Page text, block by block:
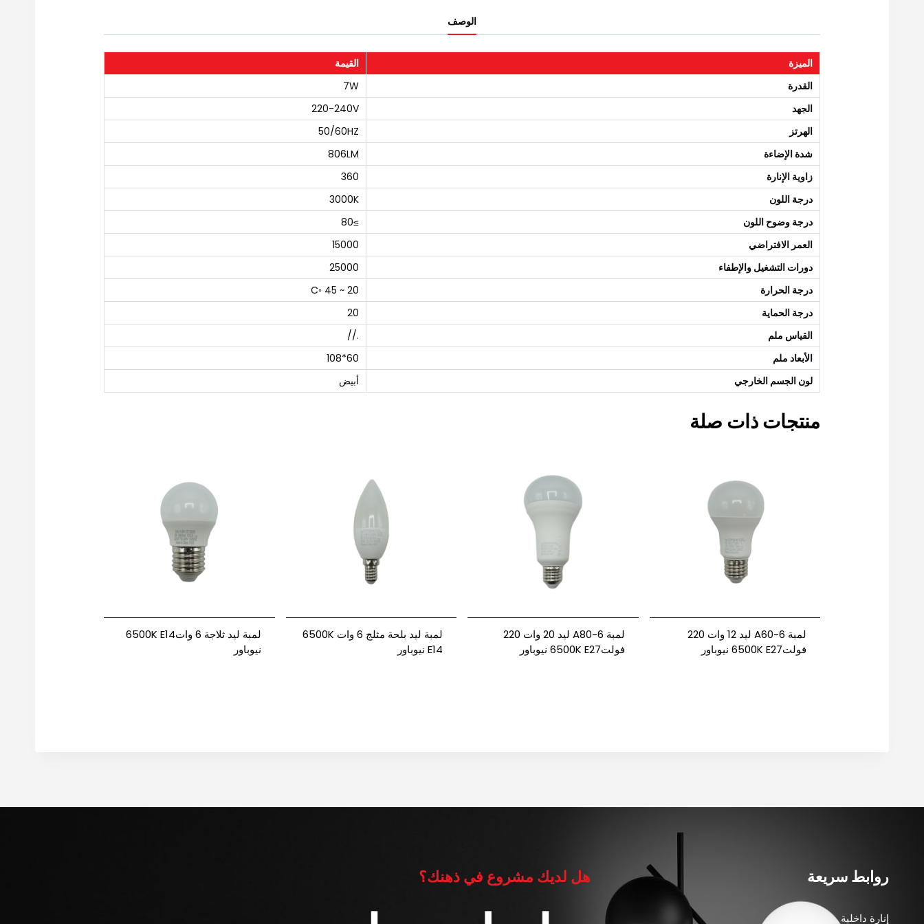
الوصف
الميزة
القيمة
القدرة
7W
الجهد
220-240V
الهرتز
50/60HZ
شدة الإضاءة
806LM
زاوية الإنارة
360
درجة اللون
3000K
درجة وضوح اللون
≥80
العمر الافتراضي
15000
دورات التشغيل والإطفاء
25000
درجة الحرارة
20 ~ 45 ◦C
درجة الحماية
20
القياس ملم
.//
الأبعاد ملم
60*108
لون الجسم الخارجي
أبيض
منتجات ذات صلة
لمبة A60-6 ليد 12 وات 220
فولت6500K E27 نيوباور
لمبة A80-6 ليد 20 وات 220
فولت6500K E27 نيوباور
لمبة ليد بلحة مثلج 6 وات 6500K
E14 نيوباور
لمبة ليد ثلاجة 6 وات6500K E14
نيوباور
روابط سريعة
إنارة داخلية
هل لديك مشروع في ذهنك؟